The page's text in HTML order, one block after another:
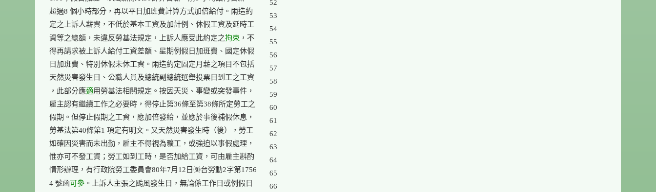
超過8 個小時部分，再以平日加班費計算方式加倍給付。兩造約
定之上訴人薪資，不低於基本工資及加計例、休假工資及延時工
資等之總額，未違反勞基法規定，上訴人應受此約定之拘束 ，不
得再請求被上訴人給付工資差額、星期例假日加班費、國定休假
日加班費、特別休假未休工資。兩造約定固定月薪之項目不包括
天然災害發生日、公職人員及總統副總統選舉投票日到工之工資
，此部分應適用勞基法相關規定。按因天災、事變或突發事件，
雇主認有繼續工作之必要時，得停止第36條至第38條所定勞工之
假期。但停止假期之工資，應加倍發給，並應於事後補假休息，
勞基法第40條第1 項定有明文。又天然災害發生時（後），勞工
如確因災害而未出勤，雇主不得視為曠工，或強迫以事假處理，
惟亦可不發工資；勞工如到工時，是否加給工資，可由雇主斟酌
情形辦理，有行政院勞工委員會80年7月12日台勞動2字第1756
4 號函可參。上訴人主張之颱風發生日，無論係工作日或例假日
52
53
54
55
56
57
58
59
60
61
62
63
64
65
66